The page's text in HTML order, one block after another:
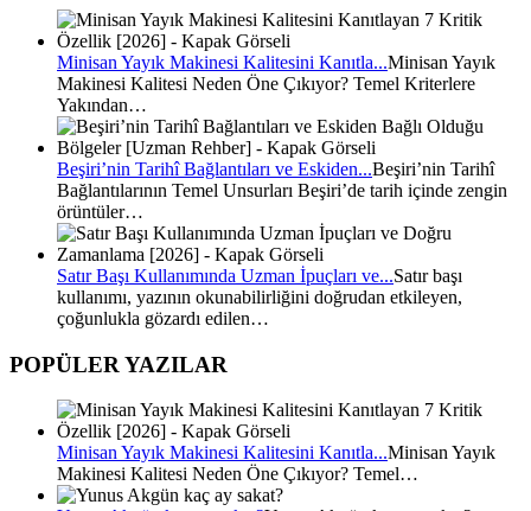
Minisan Yayık Makinesi Kalitesini Kanıtla...Minisan Yayık
Makinesi Kalitesi Neden Öne Çıkıyor? Temel Kriterlere
Yakından…
Beşiri’nin Tarihî Bağlantıları ve Eskiden...Beşiri’nin Tarihî
Bağlantılarının Temel Unsurları Beşiri’de tarih içinde zengin
örüntüler…
Satır Başı Kullanımında Uzman İpuçları ve...Satır başı
kullanımı, yazının okunabilirliğini doğrudan etkileyen,
çoğunlukla gözardı edilen…
POPÜLER YAZILAR
Minisan Yayık Makinesi Kalitesini Kanıtla...Minisan Yayık
Makinesi Kalitesi Neden Öne Çıkıyor? Temel…